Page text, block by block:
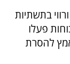
בתשתיות
פעלו
להסרת